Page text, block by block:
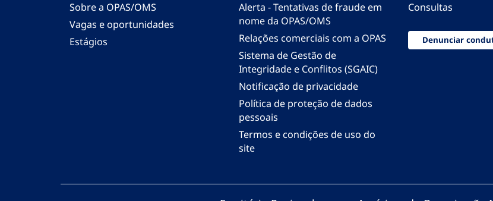
Sobre a OPAS/OMS
Vagas e oportunidades
Estágios
Alerta - Tentativas de fraude em
nome da OPAS/OMS
Relações comerciais com a OPAS
Sistema de Gestão de
Integridade e Conflitos (SGAIC)
Notificação de privacidade
Política de proteção de dados
pessoais
Termos e condições de uso do
site
Consultas
Denunciar